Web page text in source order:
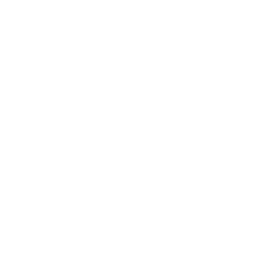
當心緒僵硬或怨憤不平時，我喜歡在沙灘